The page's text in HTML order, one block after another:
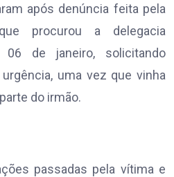
após denúncia feita pela
procurou a delegacia
06 de janeiro, solicitando
uma vez que vinha
do irmão.
passadas pela vítima e